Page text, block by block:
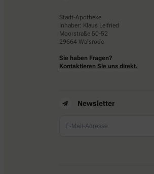
Stadt-Apotheke
Inhaber: Klaus Leifried
Moorstraße 50-52
29664 Walsrode
Sie haben Fragen?
Kontaktieren Sie uns direkt.
Newsletter